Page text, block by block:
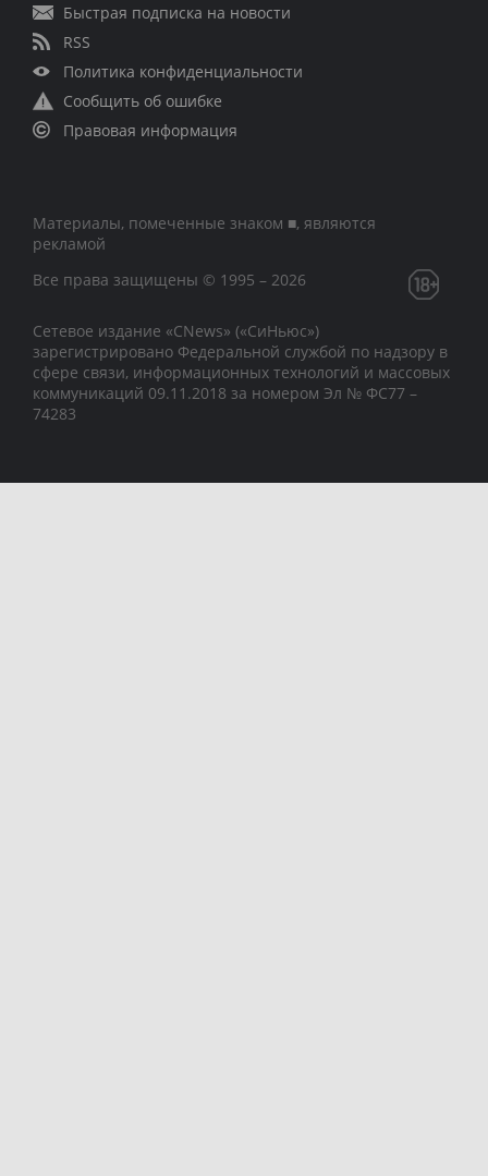
Быстрая подписка на новости
RSS
Политика конфиденциальности
Сообщить об ошибке
Правовая информация
Материалы, помеченные знаком ■, являются
рекламой
Все права защищены © 1995 – 2026
Сетевое издание «CNews» («СиНьюс»)
зарегистрировано Федеральной службой по надзору в
сфере связи, информационных технологий и массовых
коммуникаций 09.11.2018 за номером Эл № ФС77 –
74283